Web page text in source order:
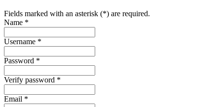
Fields marked with an asterisk (*) are required.
Name *
Username *
Password *
Verify password *
Email *